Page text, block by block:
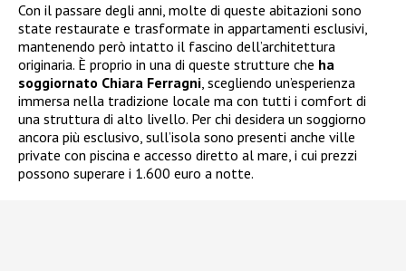
Con il passare degli anni, molte di queste abitazioni sono
state restaurate e trasformate in appartamenti esclusivi,
mantenendo però intatto il fascino dell’architettura
originaria. È proprio in una di queste strutture che ha
soggiornato Chiara Ferragni, scegliendo un’esperienza
immersa nella tradizione locale ma con tutti i comfort di
una struttura di alto livello. Per chi desidera un soggiorno
ancora più esclusivo, sull’isola sono presenti anche ville
private con piscina e accesso diretto al mare, i cui prezzi
possono superare i 1.600 euro a notte.